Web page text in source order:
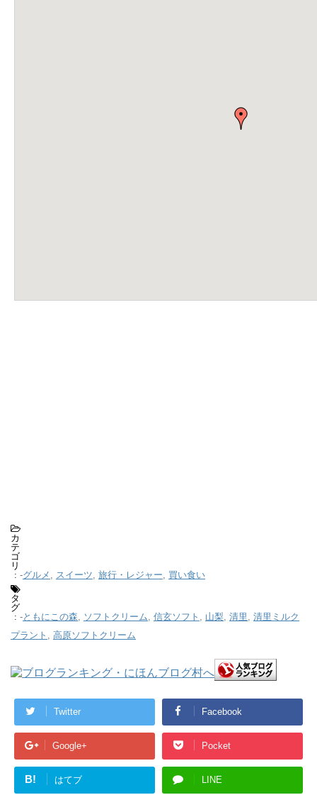
カ
テ
ゴ
リ
: -グルメ スイーツ 旅行・レジャー 買い食い
タ
グ
: -ともにこの森 ソフトクリーム 信玄ソフト 山梨 清里 清里ミルク
プラント
高原ソフトクリーム
Twitter Facebook
Google+ Pocket
B! はてブ LINE